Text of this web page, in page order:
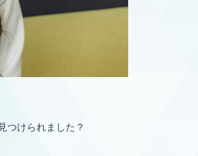
つけられました？